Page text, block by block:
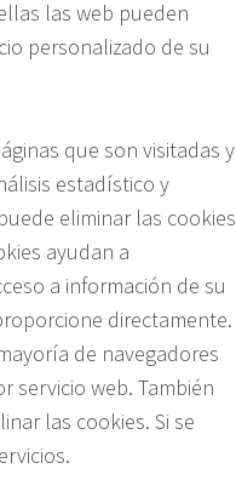
las web pueden
personalizado de su
que son visitadas y
estadístico y
eliminar las cookies
ayudan a
a información de su
directamente.
de navegadores
servicio web. También
las cookies. Si se